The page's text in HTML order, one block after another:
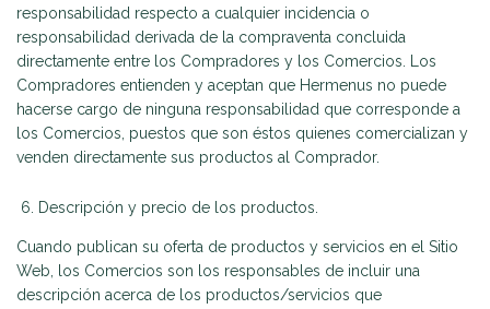
responsabilidad respecto a cualquier incidencia o
responsabilidad derivada de la compraventa concluida
directamente entre los Compradores y los Comercios. Los
Compradores entienden y aceptan que Hermenus no puede
hacerse cargo de ninguna responsabilidad que corresponde a
los Comercios, puestos que son éstos quienes comercializan y
venden directamente sus productos al Comprador.
Descripción y precio de los productos.
Cuando publican su oferta de productos y servicios en el Sitio
Web, los Comercios son los responsables de incluir una
descripción acerca de los productos/servicios que